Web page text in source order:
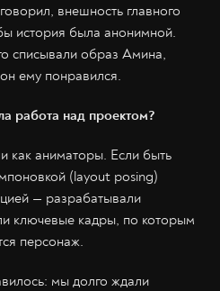
внешность главного
история была анонимной.
списывали образ Амина,
ему понравился.
работа над проектом?
как аниматоры. Если быть
(layout posing)
— разрабатывали
ключевые кадры, по которым
персонаж.
мы долго ждали